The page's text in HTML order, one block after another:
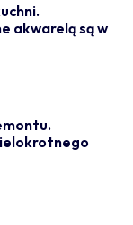
akwarelą są w